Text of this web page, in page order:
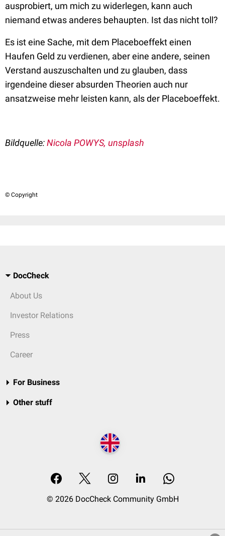
ausprobiert, um mich zu widerlegen, kann auch
niemand etwas anderes behaupten. Ist das nicht toll?
Es ist eine Sache, mit dem Placeboeffekt einen
Haufen Geld zu verdienen, aber eine andere, seinen
Verstand auszuschalten und zu glauben, dass
irgendeine dieser absurden Theorien auch nur
ansatzweise mehr leisten kann, als der Placeboeffekt.
Bildquelle:Nicola POWYS, unsplash
© Copyright
DocCheck
About Us
Investor Relations
Press
Career
For Business
Other stuff
© 2026 DocCheck Community GmbH